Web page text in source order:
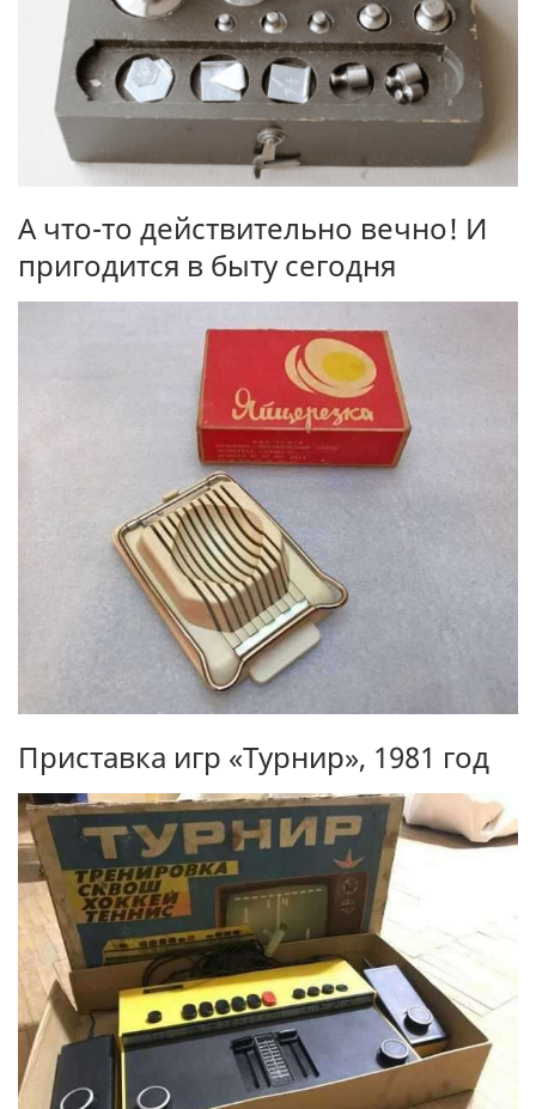
А что-то действительно вечно! И
пригодится в быту сегодня
Приставка игр «Турнир», 1981 год